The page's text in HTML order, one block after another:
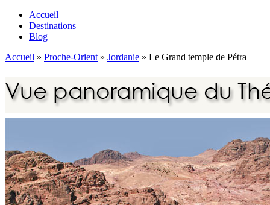
Accueil
Destinations
Blog
Accueil » Proche-Orient » Jordanie » Le Grand temple de Pétra